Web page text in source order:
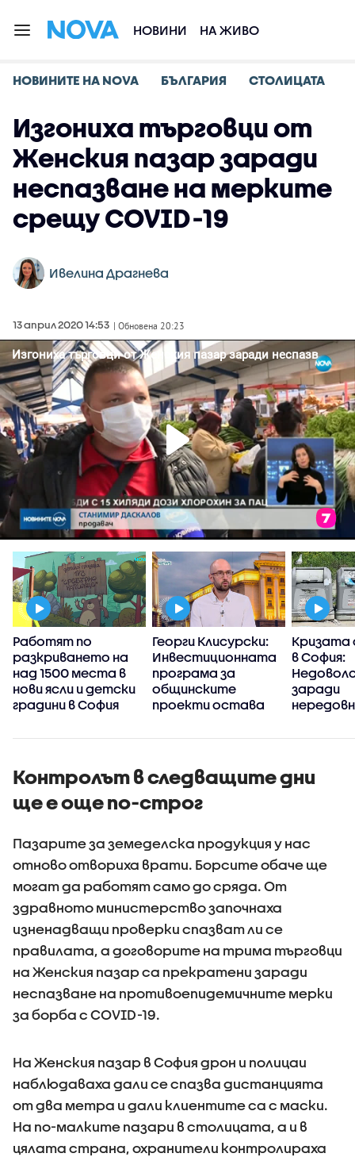
НОВИНИ НА ЖИВО
НОВИНИТЕ НА NOVA БЪЛГАРИЯ СТОЛИЦАТА
Изгониха търговци от
Женския пазар заради
неспазване на мерките
срещу COVID-19
Ивелина Драгнева
13 април 2020 14:53 | Обновена 20:23
Работят по
разкриването на
над 1500 места в
нови ясли и детски
градини в София
Георги Клисурски:
Инвестиционната
програма за
общинските
проекти остава
Кризата
в София:
заради
зона 3
Контролът в следващите дни
ще е още по-строг
Пазарите за земеделска продукция у нас
отново отвориха врати. Борсите обаче ще
могат да работят само до сряда. От
здравното министерство започнаха
изненадващи проверки спазват ли се
правилата, а договорите на трима търговци
на Женския пазар са прекратени заради
неспазване на противоепидемичните мерки
за борба с COVID-19.
На Женския пазар в София дрон и полицаи
наблюдаваха дали се спазва дистанцията
от два метра и дали клиентите са с маски.
На по-малките пазари в столицата, а и в
цялата страна, охранители контролираха